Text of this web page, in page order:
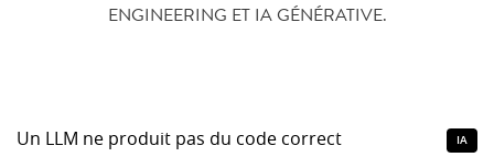
ENGINEERING ET IA GÉNÉRATIVE.
Un LLM ne produit pas du code correct
IA